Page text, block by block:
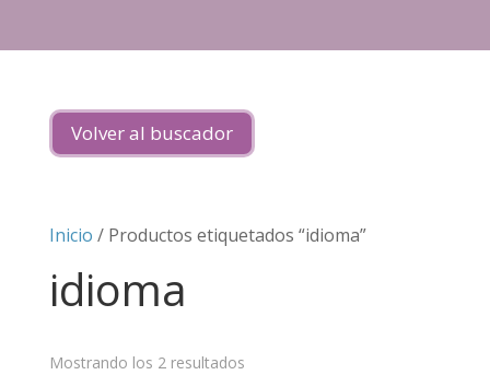
Volver al buscador
Inicio / Productos etiquetados “idioma”
idioma
Mostrando los 2 resultados